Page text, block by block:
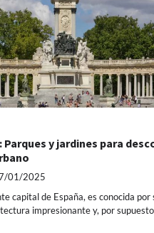
Parques y jardines para
01/2025
capital de España, es conocida por
impresionante y, por